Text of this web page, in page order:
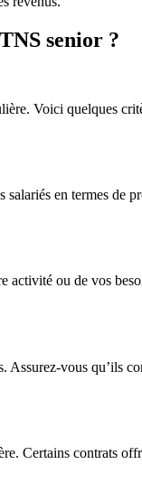
senior ?
Voici quelques
en termes de
activité ou de vos
vous qu’ils
Certains contrats